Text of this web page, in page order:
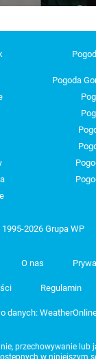
Pogoda
2026 Grupa WP
O nas
Regulamin
danych:
przechowywanie lub
w niniejszym